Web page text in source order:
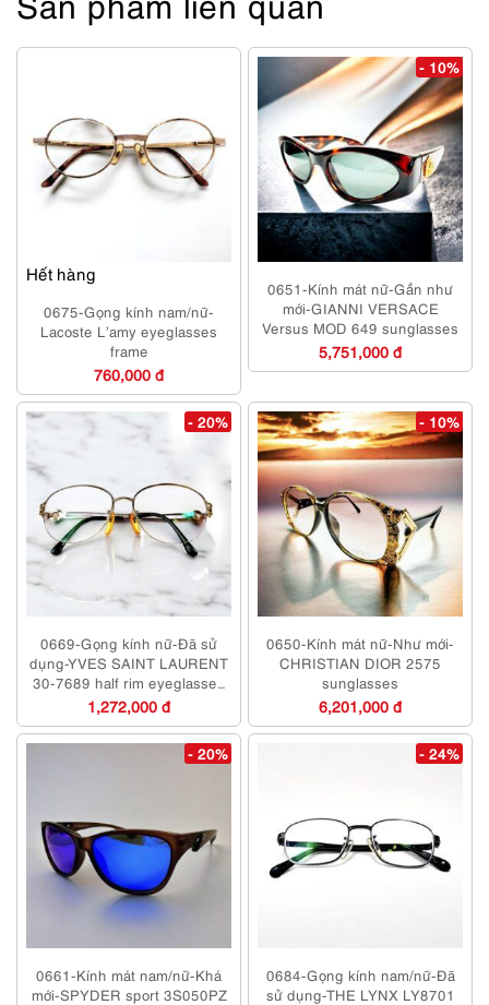
Hết hàng
0675-Gọng kính nam/nữ-
Lacoste L’amy eyeglasses
frame
760,000 đ
- 10%
0651-Kính mát nữ-Gần như
mới-GIANNI VERSACE
Versus MOD 649 sunglasses
5,751,000 đ
- 20%
0669-Gọng kính nữ-Đã sử
dụng-YVES SAINT LAURENT
30-7689 half rim eyeglasses
frame
1,272,000 đ
- 10%
0650-Kính mát nữ-Như mới-
CHRISTIAN DIOR 2575
sunglasses
6,201,000 đ
- 20%
0661-Kính mát nam/nữ-Khá
mới-SPYDER sport 3S050PZ
- 24%
0684-Gọng kính nam/nữ-Đã
sử dụng-THE LYNX LY8701